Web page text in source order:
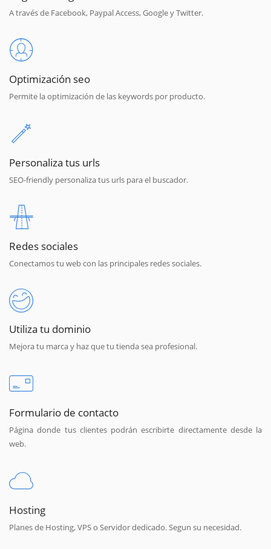
A través de Facebook, Paypal Access, Google y Twitter.
Optimización seo
Permite la optimización de las keywords por producto.
Personaliza tus urls
SEO-friendly personaliza tus urls para el buscador.
Redes sociales
Conectamos tu web con las principales redes sociales.
Utiliza tu dominio
Mejora tu marca y haz que tu tienda sea profesional.
Formulario de contacto
Página donde tus clientes podrán escribirte directamente desde la
web.
Hosting
Planes de Hosting, VPS o Servidor dedicado. Segun su necesidad.